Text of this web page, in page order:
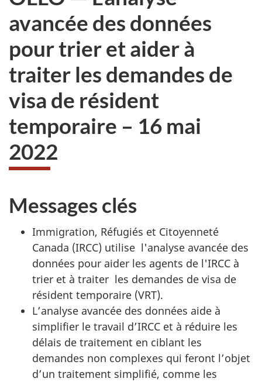
avancée des données
pour trier et aider à
traiter les demandes de
visa de résident
temporaire – 16 mai
2022
Messages clés
Immigration, Réfugiés et Citoyenneté
Canada (IRCC) utilise l'analyse avancée des
données pour aider les agents de l'IRCC à
trier et à traiter les demandes de visa de
résident temporaire (VRT).
L’analyse avancée des données aide à
simplifier le travail d’IRCC et à réduire les
délais de traitement en ciblant les
demandes non complexes qui feront l’objet
d’un traitement simplifié, comme les